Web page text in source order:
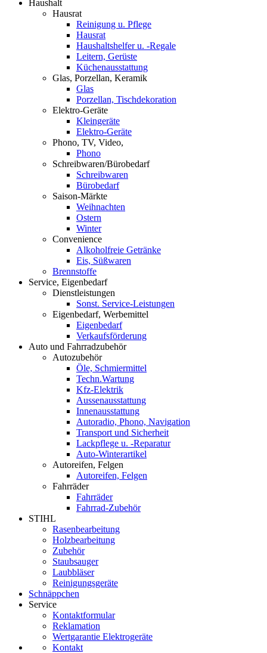
Haushalt
Hausrat
Reinigung u. Pflege
Hausrat
Haushaltshelfer u. -Regale
Leitern, Gerüste
Küchenausstattung
Glas, Porzellan, Keramik
Glas
Porzellan, Tischdekoration
Elektro-Geräte
Kleingeräte
Elektro-Geräte
Phono, TV, Video,
Phono
Schreibwaren/Bürobedarf
Schreibwaren
Bürobedarf
Saison-Märkte
Weihnachten
Ostern
Winter
Convenience
Alkoholfreie Getränke
Eis, Süßwaren
Brennstoffe
Service, Eigenbedarf
Dienstleistungen
Sonst. Service-Leistungen
Eigenbedarf, Werbemittel
Eigenbedarf
Verkaufsförderung
Auto und Fahrradzubehör
Autozubehör
Öle, Schmiermittel
Techn.Wartung
Kfz-Elektrik
Aussenausstattung
Innenausstattung
Autoradio, Phono, Navigation
Transport und Sicherheit
Lackpflege u. -Reparatur
Auto-Winterartikel
Autoreifen, Felgen
Autoreifen, Felgen
Fahrräder
Fahrräder
Fahrrad-Zubehör
STIHL
Rasenbearbeitung
Holzbearbeitung
Zubehör
Staubsauger
Laubbläser
Reinigungsgeräte
Schnäppchen
Service
Kontaktformular
Reklamation
Wertgarantie Elektrogeräte
Kontakt